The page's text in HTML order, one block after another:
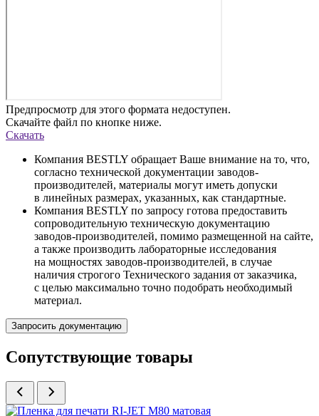
Предпросмотр для этого формата недоступен.
Скачайте файл по кнопке ниже.
Скачать
Компания BESTLY обращает Ваше внимание на то, что,
согласно технической документации заводов-
производителей, материалы могут иметь допуски
в линейных размерах, указанных, как стандартные.
Компания BESTLY по запросу готова предоставить
сопроводительную техническую документацию
заводов-производителей, помимо размещенной на сайте,
а также производить лабораторные исследования
на мощностях заводов-производителей, в случае
наличия строгого Технического задания от заказчика,
с целью максимально точно подобрать необходимый
материал.
Запросить документацию
Сопутствующие товары